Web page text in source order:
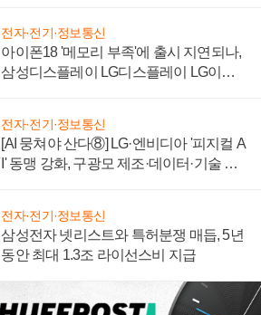
전자·전기·정보통신
아이폰18 '메모리 부족'에 출시 지연되나,
삼성디스플레이 LG디스플레이 LG이노
전자·전기·정보통신
[AI 뭉쳐야 산다⑧] LG·엔비디아 '피지컬 A
I' 동맹 강화, 구광모 제조·데이터·기술 결
전자·전기·정보통신
삼성전자 넷리스트와 특허분쟁 매듭, 5년
동안 최대 1.3조 라이선스비 지급